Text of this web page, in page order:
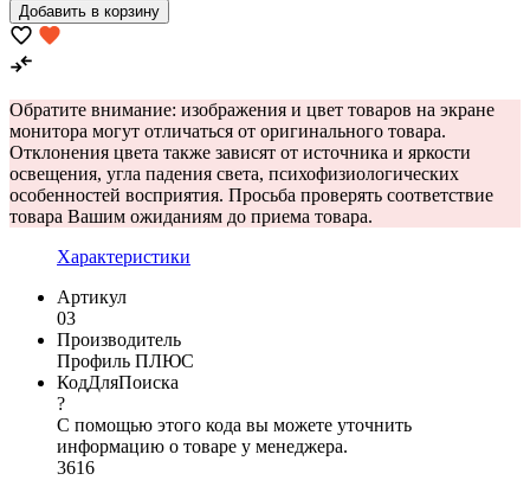
Добавить в корзину
Обратите внимание: изображения и цвет товаров на экране
монитора могут отличаться от оригинального товара.
Отклонения цвета также зависят от источника и яркости
освещения, угла падения света, психофизиологических
особенностей восприятия. Просьба проверять соответствие
товара Вашим ожиданиям до приема товара.
Характеристики
Артикул
03
Производитель
Профиль ПЛЮС
КодДляПоиска
?
С помощью этого кода вы можете уточнить
информацию о товаре у менеджера.
3616